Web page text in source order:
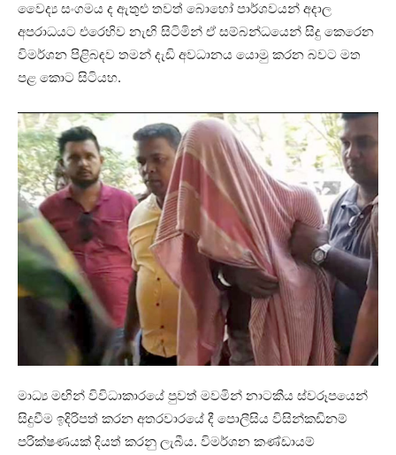
වෛද්‍ය සංගමය ද ඇතුළු තවත් බොහෝ පාර්ශවයන් අදාල
අපරාධයට එරෙහිව නැඟි සිටිමින් ඒ සම්බන්ධයෙන් සිදු කෙරෙන
විමර්ශන පිළිබඳව තමන් දැඩි අවධානය යොමු කරන බවට මත
පළ කොට සිටියහ.
මාධ්‍ය මඟින් විවිධාකාරයේ පුවත් මවමින් නාටකීය ස්වරූපයෙන්
සිදුවීම ඉදිරිපත් කරන අතරවාරයේ දී පොලීසිය විසින්කඩිනම්
පරික්ෂණයක් දියත් කරනු ලැබීය. විමර්ශන කණ්ඩායම්